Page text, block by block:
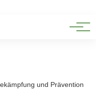
und Prävention